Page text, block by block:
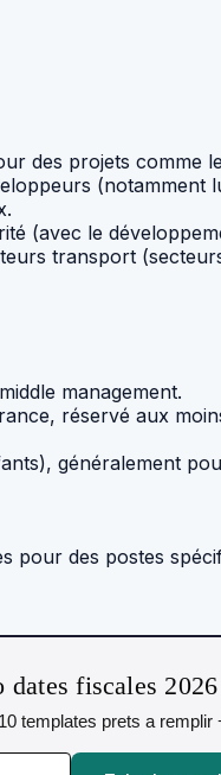
des projets comme
(notamment
(avec le
transport
management.
réservé aux
généralement
des postes
dates fiscales
templates prets a remplir